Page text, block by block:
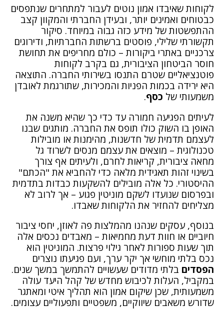
לקוחות שאיבדו אמון נוטים לעבור למתחרים שנתפסים
כבטוחים ואמינים יותר, ובעידן החברתי והמקוון קצב
ההתפשטות של מידע כזה גבוה במיוחד. סיקור
תקשורתי שלילי, פוסטים ברשתות החברתיות, ודירוגים
צרכניים באתרי ביקורות – כולם מחריפים את תחושת
חוסר הביטחון הציבורית, גם בקרב לקוחות
פוטנציאליים שטרם התנסו בשירותי החברה. התוצאה
היא ירידה בכמות הפניות והמכירות, שתורגמת לאובדן
משמעותי של כסף.
לעיתים הפגיעה חמורה עד כדי כך שהיא משנה את
האופן בו השוק כולו תופס את החברה. מותגים שבנו
לעצמם תדמית של חדשנות, מהימנות או מובילות
טכנולוגית – מוצאים את עצמם מנסים לשרוד גל
מחאה ציבורית, קריאות לחרם, ולעיתים אף צורך
בשינוי זהות תאגידית מלאה כדי להחביא את "הכתם"
ההיסטורי. כל אלה מובילים להשקעות כבדות בתדמית
ובפרסום שנועדו לשקם מוניטין פגוע – אך לרוב לא
מצליחים להחזיר את הלקוחות שאבדו.
בנוסף, עסקים שנהנו מהמלצות פה לאוזן, יחסי ציבור
חיוביים או חוות דעת מחמיאות – מאבדים נכסים אלה
תוך שעות ספורות לאחר גילוי פרצות. המוניטין הוא
נכס בלתי מוחשי אך יקר ערך, ועם פגיעתו נוצרים
הפסדים בלתי מדודים שעשויים להתמשך במשך שנים.
במקביל, העלות לכיבוש מחדש של קהל היעד עולה
משמעותית, שכן שיקום אמון הוא תהליך איטי ומאתגר
שדורש משאבים שיווקיים, משפטיים ותפעוליים עצומים.